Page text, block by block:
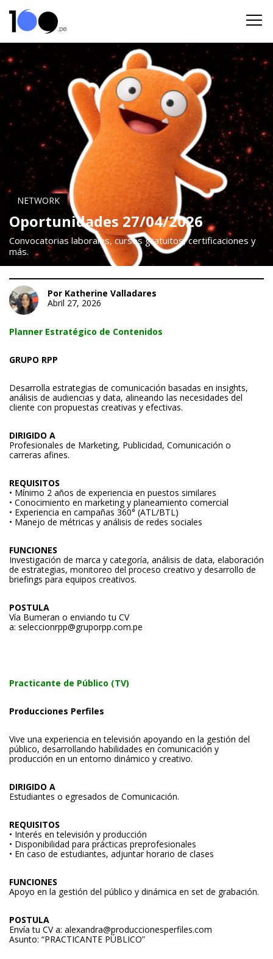
NETWORK
Oportunidades 27/04/2026
Convocatorias laborales, cursos gratuitos, certificaciones y
más.
Por Katherine Valladares
Abril 27, 2026
Planner Estratégico de Contenidos
GRUPO RPP
Desarrolla estrategias de comunicación basadas en insights,
análisis de audiencias y data, alineando las necesidades del
cliente con propuestas creativas y efectivas.
DIRIGIDO A
Profesionales de Marketing, Publicidad, Comunicación o
carreras afines.
REQUISITOS
• Mínimo 2 años de experiencia en puestos similares
• Conocimiento en marketing y planeamiento comercial
• Experiencia en campañas 360° (ATL/BTL)
• Manejo de métricas y análisis de redes sociales
FUNCIONES
Investigación de marca y categoría, análisis de data, elaboración
de estrategias, monitoreo del proceso creativo y desarrollo de
briefings para equipos creativos.
POSTULA
Vía Bumeran o enviando tu CV
a: seleccionrpp@gruporpp.com.pe
Practicante de Público (TV)
Producciones Perfiles
Vive una experiencia en televisión apoyando en la gestión del
público, desarrollando habilidades en comunicación y
producción en un entorno dinámico y creativo.
DIRIGIDO A
Estudiantes o egresados de Comunicación.
REQUISITOS
• Interés en televisión y producción
• Disponibilidad para prácticas preprofesionales
• En caso de estudiantes, adjuntar horario de clases
FUNCIONES
Apoyo en la gestión del público y dinámica en set de grabación.
POSTULA
Envía tu CV a: alexandra@produccionesperfiles.com
Asunto: “PRACTICANTE PÚBLICO”